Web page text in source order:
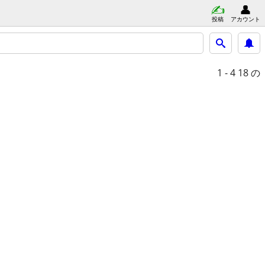
投稿 アカウント
1 - 4 18 の